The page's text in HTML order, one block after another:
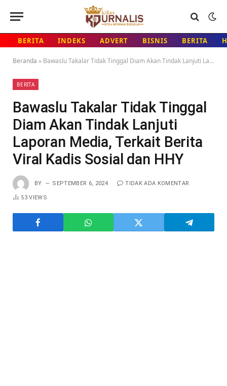
BERITA INDEKS ADVERT BISNIS BERITA
Beranda » Bawaslu Takalar Tidak Tinggal Diam Akan Tindak Lanjuti Laporan Media, Terkait Berita Viral Kadis Sosial dan HHY
BERITA
Bawaslu Takalar Tidak Tinggal
Diam Akan Tindak Lanjuti
Laporan Media, Terkait Berita
Viral Kadis Sosial dan HHY
BY SEPTEMBER 6, 2024 TIDAK ADA KOMENTAR
53VIEWS